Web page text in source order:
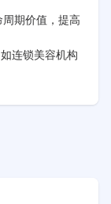
周期价值，提高
连锁美容机构